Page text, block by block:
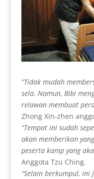
“Tidak mudah
sela. Namun, Bibi
relawan membuat
Zhong Xin-zhen
“Tempat ini sudah
akan memberikan
peserta kamp yang
Anggota Tzu Ching.
“Selain berkumpul, ini